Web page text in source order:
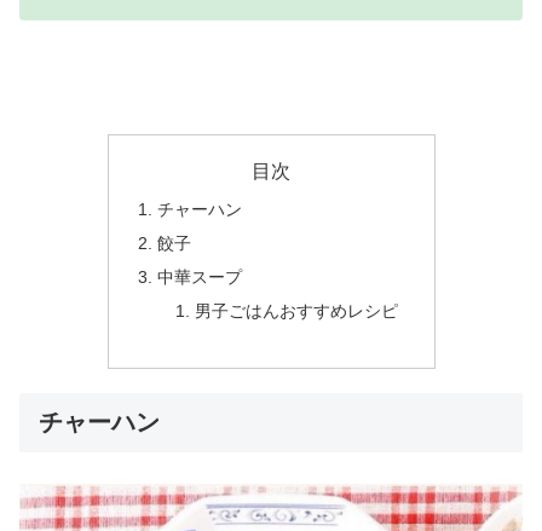
目次
チャーハン
餃子
中華スープ
男子ごはんおすすめレシピ
チャーハン